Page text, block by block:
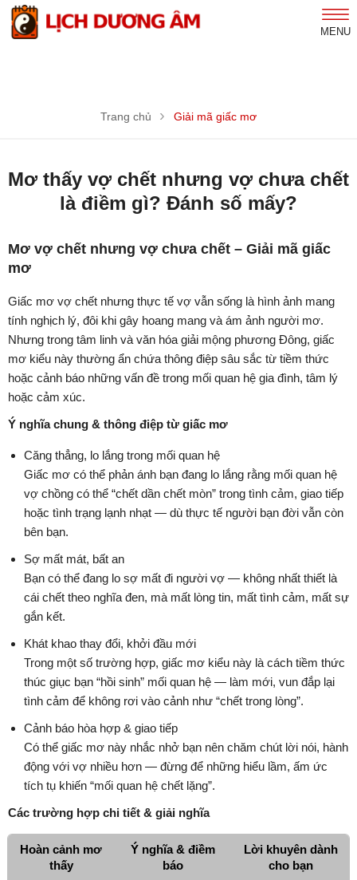
MENU
Trang chủ Giải mã giấc mơ
Mơ thấy vợ chết nhưng vợ chưa chết
là điềm gì? Đánh số mấy?
Mơ vợ chết nhưng vợ chưa chết – Giải mã giấc
mơ
Giấc mơ vợ chết nhưng thực tế vợ vẫn sống là hình ảnh mang
tính nghịch lý, đôi khi gây hoang mang và ám ảnh người mơ.
Nhưng trong tâm linh và văn hóa giải mộng phương Đông, giấc
mơ kiểu này thường ẩn chứa thông điệp sâu sắc từ tiềm thức
hoặc cảnh báo những vấn đề trong mối quan hệ gia đình, tâm lý
hoặc cảm xúc.
Ý nghĩa chung & thông điệp từ giấc mơ
Căng thẳng, lo lắng trong mối quan hệ
Giấc mơ có thể phản ánh bạn đang lo lắng rằng mối quan hệ
vợ chồng có thể “chết dần chết mòn” trong tình cảm, giao tiếp
hoặc tình trạng lạnh nhạt — dù thực tế người bạn đời vẫn còn
bên bạn.
Sợ mất mát, bất an
Bạn có thể đang lo sợ mất đi người vợ — không nhất thiết là
cái chết theo nghĩa đen, mà mất lòng tin, mất tình cảm, mất sự
gắn kết.
Khát khao thay đổi, khởi đầu mới
Trong một số trường hợp, giấc mơ kiểu này là cách tiềm thức
thúc giục bạn “hồi sinh” mối quan hệ — làm mới, vun đắp lại
tình cảm để không rơi vào cảnh như “chết trong lòng”.
Cảnh báo hòa hợp & giao tiếp
Có thể giấc mơ này nhắc nhở bạn nên chăm chút lời nói, hành
động với vợ nhiều hơn — đừng để những hiểu lầm, ấm ức
tích tụ khiến “mối quan hệ chết lặng”.
Các trường hợp chi tiết & giải nghĩa
Hoàn cảnh mơ
thấy
Ý nghĩa & điềm
báo
Lời khuyên dành
cho bạn